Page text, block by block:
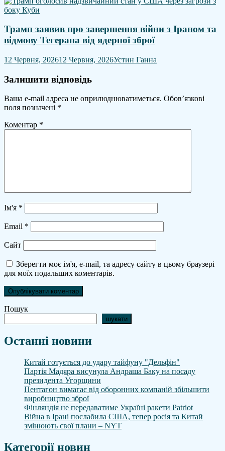
Трамп заявив про завершення війни з Іраном та
відмову Тегерана від ядерної зброї
12 Червня, 202612 Червня, 2026Устин Ганна
Залишити відповідь
Ваша e-mail адреса не оприлюднюватиметься. Обов’язкові
поля позначені *
Коментар *
Ім'я *
Email *
Сайт
Зберегти моє ім'я, e-mail, та адресу сайту в цьому браузері
для моїх подальших коментарів.
Пошук
шукати
Останні новини
Китай готується до удару тайфуну "Дельфін"
Партія Мадяра висунула Андраша Баку на посаду
президента Угорщини
Пентагон вимагає від оборонних компаній збільшити
виробництво зброї
Фінляндія не передаватиме Україні ракети Patriot
Війна в Ірані послабила США, тепер росія та Китай
змінюють свої плани – NYT
Категорії новин